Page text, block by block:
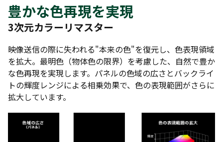
豊かな色再現を実現
3次元カラーリマスター
映像送信の際に失われる"本来の色"を復元し、色表現領域
を拡大。最明色（物体色の限界）を考慮した、自然で豊か
な色再現を実現します。パネルの色域の広さとバックライ
トの輝度レンジによる相乗効果で、色の表現範囲がさらに
拡大しています。